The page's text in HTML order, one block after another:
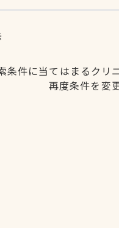
条件に当てはまるクリ
再度条件を変